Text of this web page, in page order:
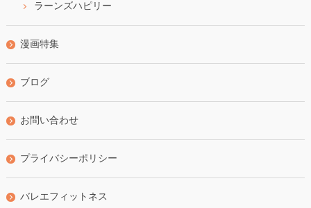
ラーンズハピリー
漫画特集
ブログ
お問い合わせ
プライバシーポリシー
バレエフィットネス